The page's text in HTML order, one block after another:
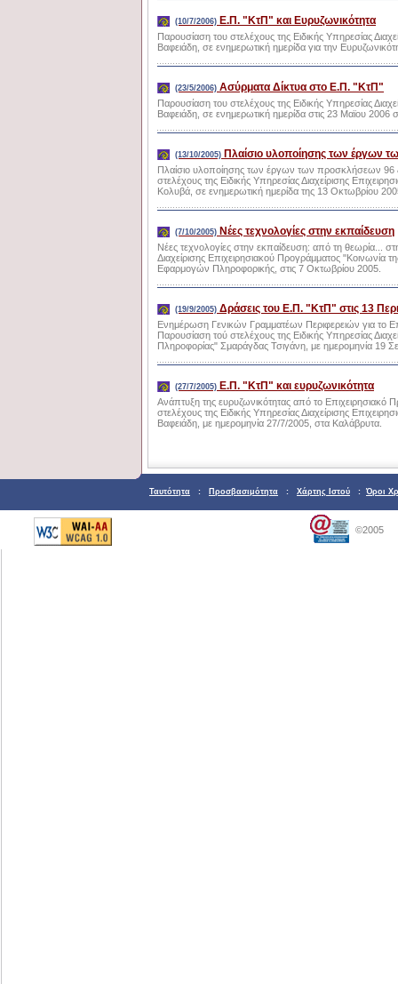
(10/7/2006) Ε.Π. "ΚτΠ" και Ευρυζωνικότητα
Παρουσίαση του στελέχους της Ειδικής Υπηρεσίας
Βαφειάδη, σε ενημερωτική ημερίδα για την
(23/5/2006) Ασύρματα Δίκτυα στο Ε.Π. "ΚτΠ"
Παρουσίαση του στελέχους της Ειδικής Υπηρεσίας
Βαφειάδη, σε ενημερωτική ημερίδα στις 23 Μαϊου
(13/10/2005) Πλαίσιο υλοποίησης των έργων
Πλαίσιο υλοποίησης των έργων των προσκλήσεων
στελέχους της Ειδικής Υπηρεσίας Διαχείρισης
Κολυβά, σε ενημερωτική ημερίδα της 13 Οκτωβρίου
(7/10/2005) Νέες τεχνολογίες στην εκπαίδευση
Νέες τεχνολογίες στην εκπαίδευση: από τη θεωρία...
Διαχείρισης Επιχειρησιακού Προγράμματος "Κοινωνία
Εφαρμογών Πληροφορικής, στις 7 Οκτωβρίου 2005.
(19/9/2005) Δράσεις του Ε.Π. "ΚτΠ" στις 13
Ενημέρωση Γενικών Γραμματέων Περιφερειών για το
Παρουσίαση τού στελέχους της Ειδικής Υπηρεσίας
Πληροφορίας" Σμαράγδας Τσιγάνη, με ημερομηνία 19
(27/7/2005) E.Π. "KτΠ" και ευρυζωνικότητα
Ανάπτυξη της ευρυζωνικότητας από το
στελέχους της Ειδικής Υπηρεσίας Διαχείρισης
Βαφειάδη, με ημερομηνία 27/7/2005, στα Καλάβρυτα.
Ταυτότητα : Προσβασιμότητα : Χάρτης Ιστού : Όροι
©2005